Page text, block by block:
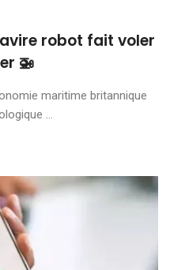
robot fait voler
🚁
maritime britannique
...